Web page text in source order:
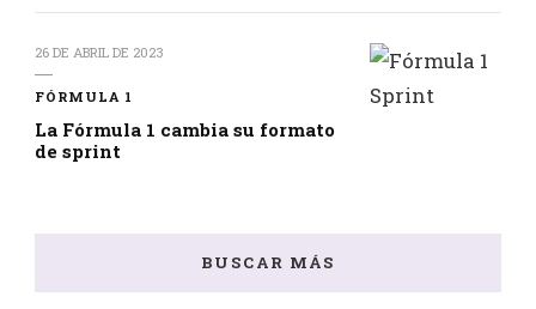
26 DE ABRIL DE 2023
FÓRMULA 1
La Fórmula 1 cambia su formato
de sprint
BUSCAR MÁS